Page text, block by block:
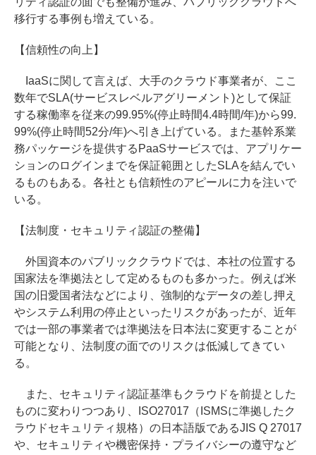
移行する事例も増えている。
【信頼性の向上】
IaaSに関して言えば、大手のクラウド事業者が、ここ
数年でSLA(サービスレベルアグリーメント)として保証
する稼働率を従来の99.95%(停止時間4.4時間/年)から99.
99%(停止時間52分/年)へ引き上げている。また基幹系業
務パッケージを提供するPaaSサービスでは、アプリケー
ションのログインまでを保証範囲としたSLAを結んでい
るものもある。各社とも信頼性のアピールに力を注いで
いる。
【法制度・セキュリティ認証の整備】
外国資本のパブリッククラウドでは、本社の位置する
国家法を準拠法として定めるものも多かった。例えば米
国の旧愛国者法などにより、強制的なデータの差し押え
やシステム利用の停止といったリスクがあったが、近年
では一部の事業者では準拠法を日本法に変更することが
可能となり、法制度の面でのリスクは低減してきてい
る。
また、セキュリティ認証基準もクラウドを前提とした
ものに変わりつつあり、ISO27017（ISMSに準拠したク
ラウドセキュリティ規格）の日本語版であるJIS Q 27017
や、セキュリティや機密保持・プライバシーの遵守など